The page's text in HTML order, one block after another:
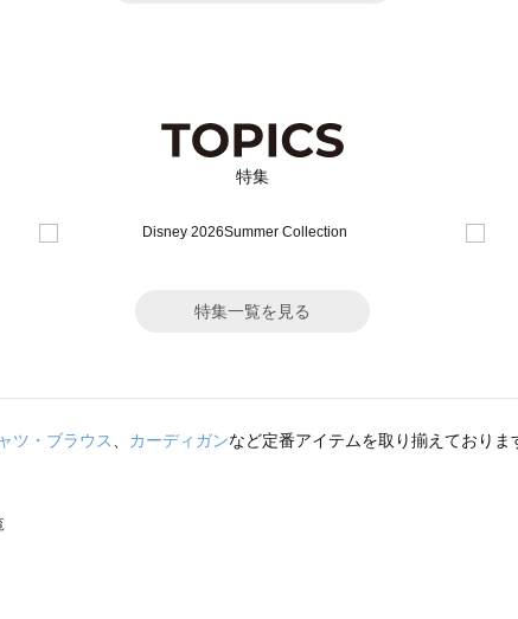
特集
特集一覧を見る
ツ・ブラウス、 カーディガンなど定番アイテムを取り揃えておりま
の一覧